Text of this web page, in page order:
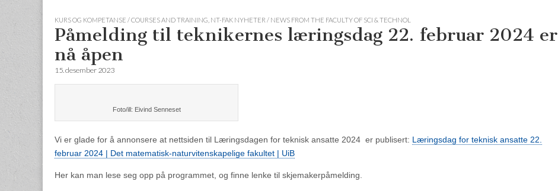
KURS OG KOMPETANSE / COURSES AND TRAINING NT-FAK NYHETER / NEWS FROM THE FACULTY OF SCI & TECHNOL
Påmelding til teknikernes læringsdag 22. februar 2024 er
nå åpen
15. desember 2023
Foto/ill: Eivind Senneset
Vi er glade for å annonsere at nettsiden til Læringsdagen for teknisk ansatte 2024 er publisert: Læringsdag for teknisk ansatte 22.
februar 2024 | Det matematisk-naturvitenskapelige fakultet | UiB
Her kan man lese seg opp på programmet, og finne lenke til skjemakerpåmelding.